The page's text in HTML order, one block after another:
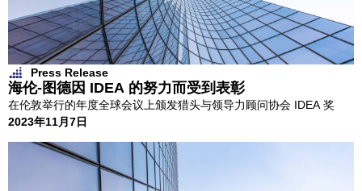
Press Release
海伦-图德因 IDEA 的努力而受到表彰
在伦敦举行的年度全球会议上颁发猎头与领导力顾问协会 IDEA 奖
2023年11月7日